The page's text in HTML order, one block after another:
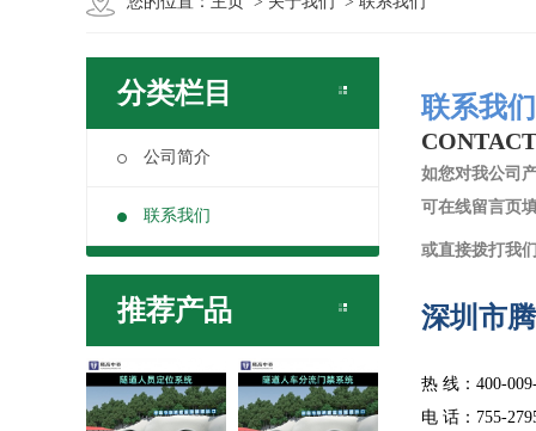
分类栏目
公司简介
联系我们
推荐产品
联系我们
如您对我公司
可在线留言页
或直接拨打我
深圳市
热 线：400-
电 话：755-